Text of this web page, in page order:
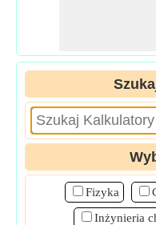
Fizyka
Inżynieria